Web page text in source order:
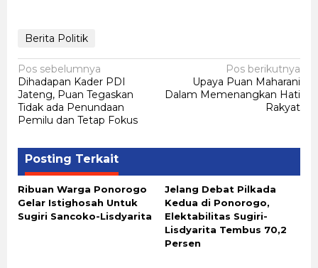
Berita Politik
Navigasi
pos
Pos sebelumnya
Dihadapan Kader PDI
Jateng, Puan Tegaskan
Tidak ada Penundaan
Pemilu dan Tetap Fokus
Pos berikutnya
Upaya Puan Maharani
Dalam Memenangkan Hati
Rakyat
Posting Terkait
Ribuan Warga Ponorogo
Gelar Istighosah Untuk
Sugiri Sancoko-Lisdyarita
Jelang Debat Pilkada
Kedua di Ponorogo,
Elektabilitas Sugiri-
Lisdyarita Tembus 70,2
Persen